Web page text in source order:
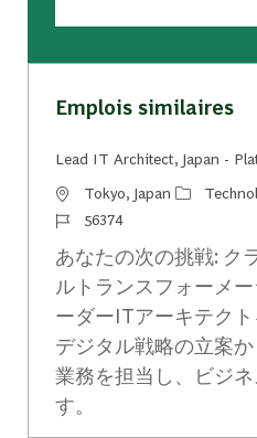
Emplois similaires
Lead IT Architect, Japan -
Emplacement
Tokyo, Japan Catégorie
Identifiant du travail
56374
あなたの次の挑戦: ク
ルトランスフォーメ
ーダーITアーキテクト
デジタル戦略の立案
業務を担当し、ビジ
す。